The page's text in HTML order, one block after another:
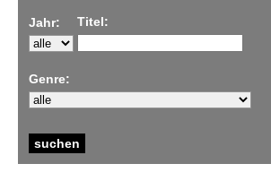
Jahr: Titel:
Genre: